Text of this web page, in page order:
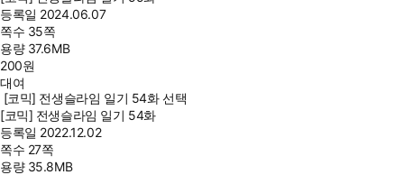
등록일 2024.06.07
쪽수 35쪽
용량 37.6MB
200원
대여
[코믹] 전생슬라임 일기 54화 선택
[코믹] 전생슬라임 일기 54화
등록일 2022.12.02
쪽수 27쪽
용량 35.8MB